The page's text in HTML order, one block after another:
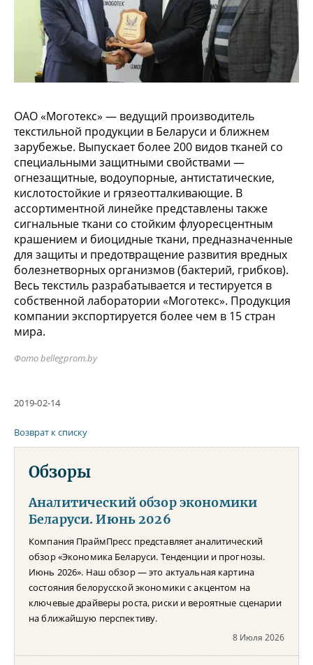
ОАО «Моготекс» — ведущий производитель
текстильной продукции в Беларуси и ближнем
зарубежье. Выпускает более 200 видов тканей со
специальными защитными свойствами —
огнезащитные, водоупорные, антистатические,
кислотостойкие и грязеотталкивающие. В
ассортиментной линейке представлены также
сигнальные ткани со стойким флуоресцентным
крашением и биоцидные ткани, предназначенные
для защиты и предотвращение развития вредных
болезнетворных организмов (бактерий, грибков).
Весь текстиль разрабатывается и тестируется в
собственной лаборатории «Моготекс». Продукция
компании экспортируется более чем в 15 стран
мира.
Фото bellegprom.by
2019-02-14
Возврат к списку
Обзоры
Аналитический обзор экономики
Беларуси. Июнь 2026
Компания ПраймПресс представляет аналитический
обзор «Экономика Беларуси. Тенденции и прогнозы.
Июнь 2026». Наш обзор — это актуальная картина
состояния белорусской экономики с акцентом на
ключевые драйверы роста, риски и вероятные сценарии
на ближайшую перспективу.
8 Июля 2026